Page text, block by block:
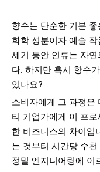
향수는 단순한 기분
화학 성분이자 예술
세기 동안 인류는 자
다. 하지만 혹시 향수
있나요?
소비자에게 그 과정은
티 기업가에게 이 프
한 비즈니스의 차이입
는 것부터 시간당 수
정밀 엔지니어링에 이